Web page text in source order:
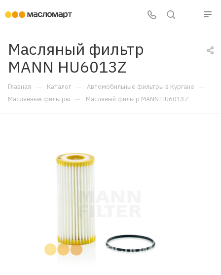
Масляный фильтр
MANN HU6013Z
Главная — Каталог — Автомобильные фильтры в Кургане —
Маслянные фильтры — Масляный фильтр MANN HU6013Z